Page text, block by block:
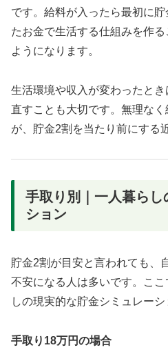
です。給料が入ったら最初に
たお金で生活する仕組みを作
ようになります。
生活環境や収入が変わったと
直すことも大切です。無理な
が、貯金2割を当たり前にする
手取り別｜一人暮らし
ション
貯金2割が目安と言われても、
不安になる人は多いです。こ
しの現実的な貯金シミュレーシ
手取り18万円の場合